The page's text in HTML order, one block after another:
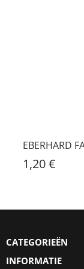
EBERHARD
1,20 €
CATEGORIEËN
INFORMATIE